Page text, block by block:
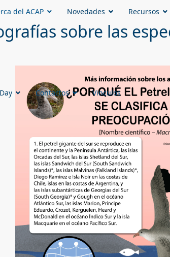
del ACAP Novedades Recursos
Contactos Vinculos
sobre las